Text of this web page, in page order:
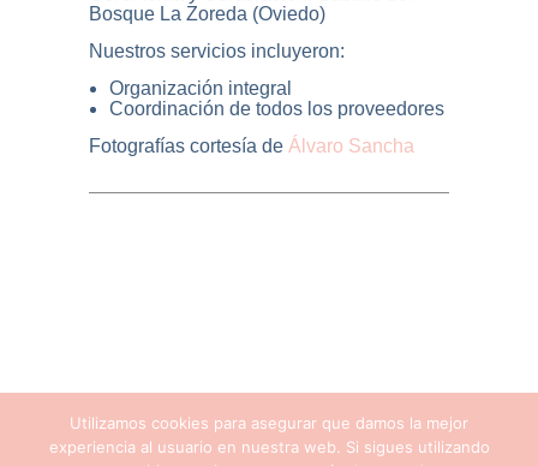
Bosque La Zoreda (Oviedo)
Nuestros servicios incluyeron:
Organización integral
Coordinación de todos los proveedores
Fotografías cortesía de Álvaro Sancha
Utilizamos cookies para asegurar que damos la mejor
experiencia al usuario en nuestra web. Si sigues utilizando